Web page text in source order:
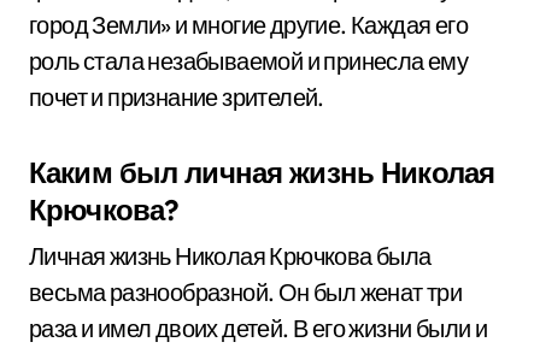
город Земли» и многие другие. Каждая его
роль стала незабываемой и принесла ему
почет и признание зрителей.
Каким был личная жизнь Николая
Крючкова?
Личная жизнь Николая Крючкова была
весьма разнообразной. Он был женат три
раза и имел двоих детей. В его жизни были и